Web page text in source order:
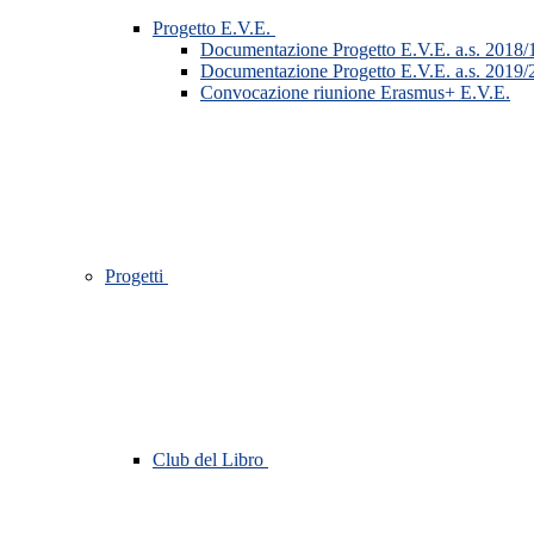
Progetto E.V.E.
Documentazione Progetto E.V.E. a.s. 2018/
Documentazione Progetto E.V.E. a.s. 2019/
Convocazione riunione Erasmus+ E.V.E.
Progetti
Club del Libro